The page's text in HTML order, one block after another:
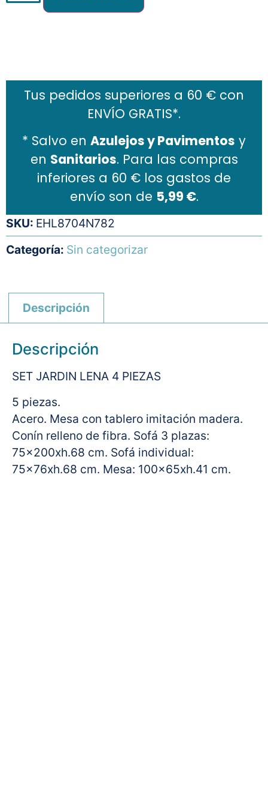
Tus pedidos superiores a 60 € con
ENVÍO GRATIS*.
* Salvo en Azulejos y Pavimentos y
en Sanitarios. Para las compras
inferiores a 60 € los gastos de
envío son de 5,99 €.
SKU: EHL8704N782
Categoría: Sin categorizar
Descripción
Descripción
SET JARDIN LENA 4 PIEZAS
5 piezas.
Acero. Mesa con tablero imitación madera.
Conín relleno de fibra. Sofá 3 plazas:
75x200xh.68 cm. Sofá individual:
75x76xh.68 cm. Mesa: 100x65xh.41 cm.